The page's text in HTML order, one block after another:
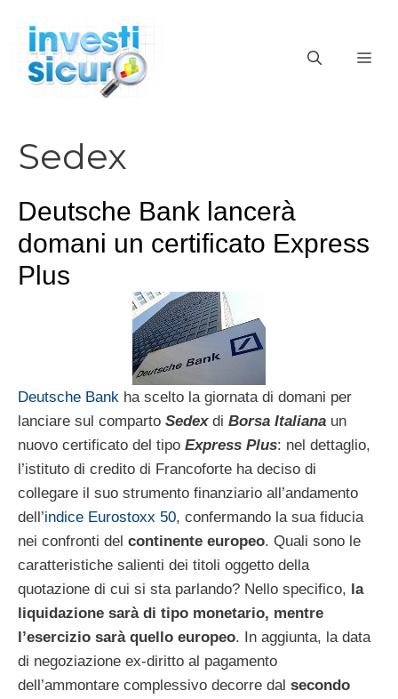
contenuto
Sedex
Deutsche Bank lancerà
domani un certificato Express
Plus
Deutsche Bank ha scelto la giornata di domani per
lanciare sul comparto Sedexdi Borsa Italiana un
nuovo certificato del tipo Express Plus: nel dettaglio,
l’istituto di credito di Francoforte ha deciso di
collegare il suo strumento finanziario all’andamento
dell’indice Eurostoxx 50, confermando la sua fiducia
nei confronti del continente europeo. Quali sono le
caratteristiche salienti dei titoli oggetto della
quotazione di cui si sta parlando? Nello specifico, la
liquidazione sarà di tipo monetario, mentre
l’esercizio sarà quello europeo. In aggiunta, la data
di negoziazione ex-diritto al pagamento
dell’ammontare complessivo decorre dal secondo